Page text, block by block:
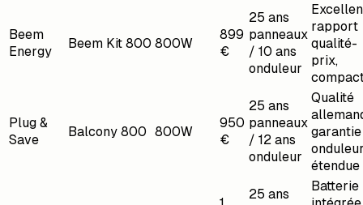
Beem
Energy
Beem Kit 800 800W
899
€
25 ans
panneaux
/ 10 ans
onduleur
rapport
qualité-
prix,
Plug &
Save
Balcony 800 800W
950
€
25 ans
panneaux
/ 12 ans
onduleur
Qualité
garantie
étendue
25 ans
Batterie